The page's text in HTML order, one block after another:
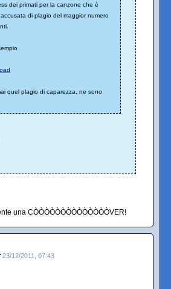
dei primati per la canzone che è
di plagio del maggior numero
quel plagio di caparezza, ne sono
una CÒÒÒÒÒÒÒÒÒÒÒÒÒÒVER!
23/12/2011, 07:43